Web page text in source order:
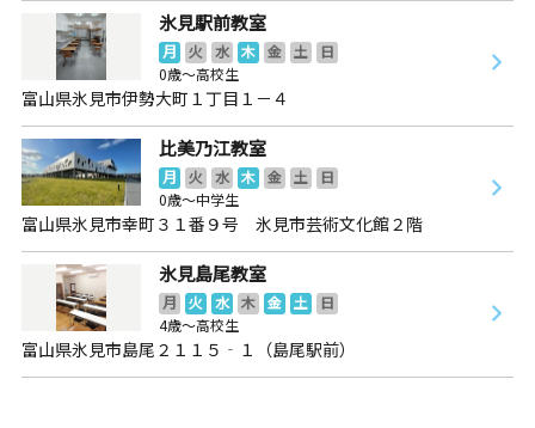
氷見駅前教室
月 火 水 木 金 土
日
0歳～高校生
富山県氷見市伊勢大町１丁目１－４
比美乃江教室
月 火 水 木 金 土
日
0歳～中学生
富山県氷見市幸町３１番９号 氷見市芸術文化館２階
氷見島尾教室
月 火 水 木 金 土
日
4歳～高校生
富山県氷見市島尾２１１５‐１（島尾駅前）